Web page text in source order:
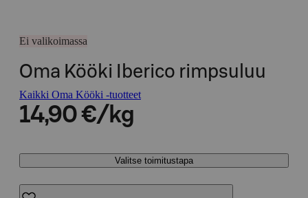
Ei valikoimassa
Oma Kööki Iberico rimpsuluu
Kaikki Oma Kööki -tuotteet
14,90 €/kg
Valitse toimitustapa